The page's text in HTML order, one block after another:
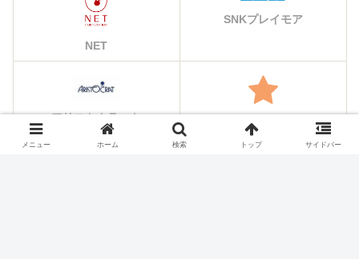
NET
SNKプレイモア
アリストクラート その他のメーカー
メニュー ホーム 検索 トップ サイドバー